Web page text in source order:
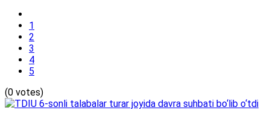
1
2
3
4
5
(0 votes)